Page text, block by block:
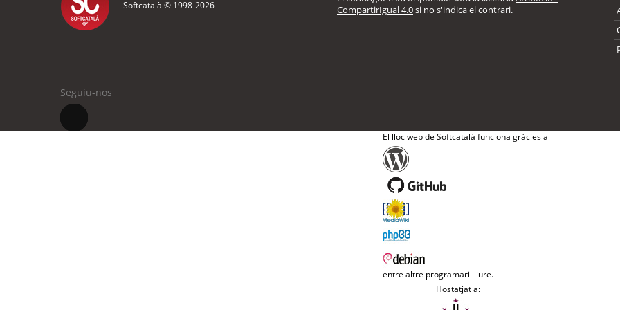
Softcatalà © 1998-2026
CompartirIgual 4.0si no s'indica el contrari.
Seguiu-nos
El lloc web de Softcatalà funciona gràcies a
entre altre programari lliure.
Hostatjat a: